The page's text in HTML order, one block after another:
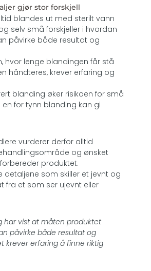
gjør stor forskjell
blandes ut med sterilt vann
selv små forskjeller i hvordan
påvirke både resultat og
hvor lenge blandingen får stå
håndteres, krever erfaring og
blanding øker risikoen for små
en for tynn blanding kan gi
vurderer derfor alltid
og ønsket
produktet.
detaljene som skiller et jevnt og
fra et som ser ujevnt eller
har vist at måten produktet
påvirke både resultat og
krever erfaring å finne riktig